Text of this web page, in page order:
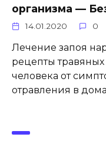
организма —
14.01.2020 0
Лечение запоя
рецепты
человека от
отравления в